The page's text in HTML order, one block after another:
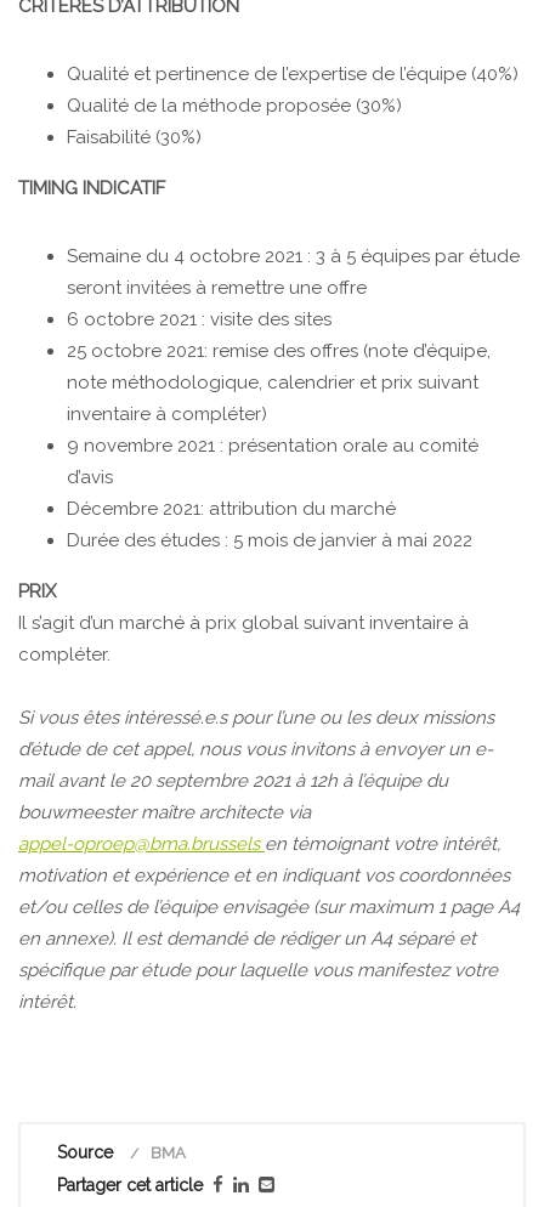
CRITÈRES D’ATTRIBUTION
Qualité et pertinence de l’expertise de l’équipe (40%)
Qualité de la méthode proposée (30%)
Faisabilité (30%)
TIMING INDICATIF
Semaine du 4 octobre 2021 : 3 à 5 équipes par étude
seront invitées à remettre une offre
6 octobre 2021 : visite des sites
25 octobre 2021: remise des offres (note d’équipe,
note méthodologique, calendrier et prix suivant
inventaire à compléter)
9 novembre 2021 : présentation orale au comité
d’avis
Décembre 2021: attribution du marché
Durée des études : 5 mois de janvier à mai 2022
PRIX
Il s’agit d’un marché à prix global suivant inventaire à
compléter.
Si vous êtes intéressé.e.s pour l’une ou les deux missions
d’étude de cet appel, nous vous invitons à envoyer un e-
mail avant le 20 septembre 2021 à 12h à l’équipe du
bouwmeester maître architecte via
appel-oproep@bma.brussels en témoignant votre intérêt,
motivation et expérience et en indiquant vos coordonnées
et/ou celles de l’équipe envisagée (sur maximum 1 page A4
en annexe). Il est demandé de rédiger un A4 séparé et
spécifique par étude pour laquelle vous manifestez votre
intérêt.
Source BMA
Partager cet article